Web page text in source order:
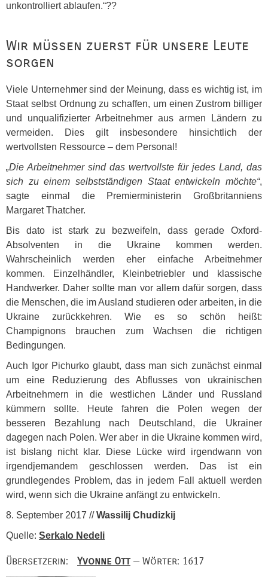
unkontrolliert ablaufen.“??
Wir müssen zuerst für unsere Leute
sorgen
Viele Unternehmer sind der Meinung, dass es wichtig ist, im
Staat selbst Ordnung zu schaffen, um einen Zustrom billiger
und unqualifizierter Arbeitnehmer aus armen Ländern zu
vermeiden. Dies gilt insbesondere hinsichtlich der
wertvollsten Ressource – dem Personal!
„Die Arbeitnehmer sind das wertvollste für jedes Land, das
sich zu einem selbstständigen Staat entwickeln möchte“,
sagte einmal die Premierministerin Großbritanniens
Margaret Thatcher.
Bis dato ist stark zu bezweifeln, dass gerade Oxford-
Absolventen in die Ukraine kommen werden.
Wahrscheinlich werden eher einfache Arbeitnehmer
kommen. Einzelhändler, Kleinbetriebler und klassische
Handwerker. Daher sollte man vor allem dafür sorgen, dass
die Menschen, die im Ausland studieren oder arbeiten, in die
Ukraine zurückkehren. Wie es so schön heißt:
Champignons brauchen zum Wachsen die richtigen
Bedingungen.
Auch Igor Pichurko glaubt, dass man sich zunächst einmal
um eine Reduzierung des Abflusses von ukrainischen
Arbeitnehmern in die westlichen Länder und Russland
kümmern sollte. Heute fahren die Polen wegen der
besseren Bezahlung nach Deutschland, die Ukrainer
dagegen nach Polen. Wer aber in die Ukraine kommen wird,
ist bislang nicht klar. Diese Lücke wird irgendwann von
irgendjemandem geschlossen werden. Das ist ein
grundlegendes Problem, das in jedem Fall aktuell werden
wird, wenn sich die Ukraine anfängt zu entwickeln.
8. September 2017 // Wassilij Chudizkij
Quelle: Serkalo Nedeli
Übersetzerin: Yvonne Ott— Wörter: 1617